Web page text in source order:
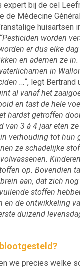
expert bij de cel
de Médecine
huisartsen
“Pesticiden worden
er dus elke dag
en ademen ze
in
...“, legt Bertrand
al vanaf het
en tast de hele
hardst getroffen
van 3 à 4 jaar eten
verhouding tot hun
ze schadelijke
op. Bovendien
aan, dat zich
stoffen
en de ontwikkeling
duizend
we precies welke